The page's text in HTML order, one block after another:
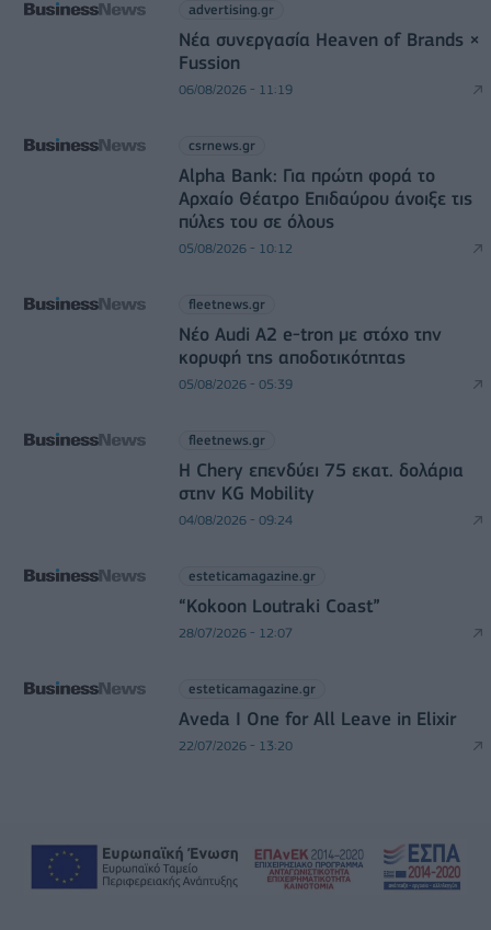
advertising.gr
Νέα συνεργασία Heaven of Brands ×
Fussion
06/08/2026 - 11:19
csrnews.gr
Alpha Bank: Για πρώτη φορά το
Αρχαίο Θέατρο Επιδαύρου άνοιξε τις
πύλες του σε όλους
05/08/2026 - 10:12
fleetnews.gr
Νέο Audi A2 e-tron με στόχο την
κορυφή της αποδοτικότητας
05/08/2026 - 05:39
fleetnews.gr
Η Chery επενδύει 75 εκατ. δολάρια
στην KG Mobility
04/08/2026 - 09:24
esteticamagazine.gr
“Kokoon Loutraki Coast”
28/07/2026 - 12:07
esteticamagazine.gr
Aveda I One for All Leave in Elixir
22/07/2026 - 13:20